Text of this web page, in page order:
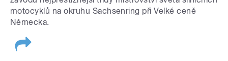
motocyklů na okruhu Sachsenring při Velké ceně
Německa.